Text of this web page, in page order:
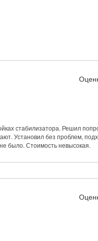
стабилизатора. Решил
Установил без проблем,
было. Стоимость невысокая.